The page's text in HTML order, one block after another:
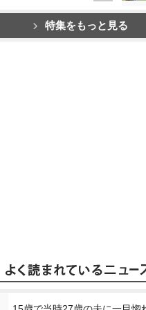
特集をもっと見る